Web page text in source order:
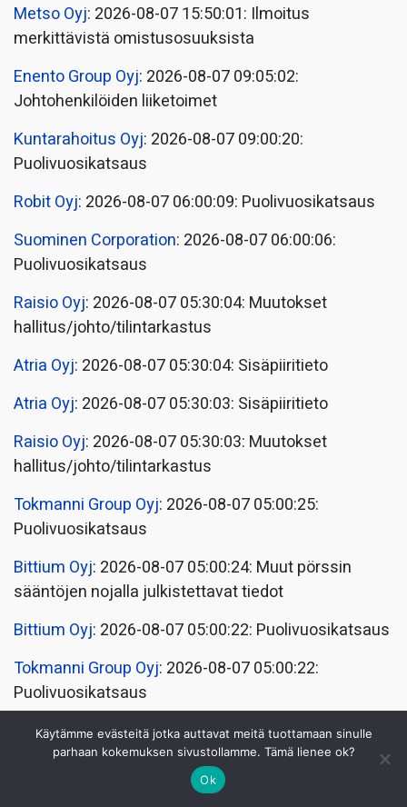
Metso Oyj: 2026-08-07 15:50:01: Ilmoitus
merkittävistä omistusosuuksista
Enento Group Oyj: 2026-08-07 09:05:02:
Johtohenkilöiden liiketoimet
Kuntarahoitus Oyj: 2026-08-07 09:00:20:
Puolivuosikatsaus
Robit Oyj: 2026-08-07 06:00:09: Puolivuosikatsaus
Suominen Corporation: 2026-08-07 06:00:06:
Puolivuosikatsaus
Raisio Oyj: 2026-08-07 05:30:04: Muutokset
hallitus/johto/tilintarkastus
Atria Oyj: 2026-08-07 05:30:04: Sisäpiiritieto
Atria Oyj: 2026-08-07 05:30:03: Sisäpiiritieto
Raisio Oyj: 2026-08-07 05:30:03: Muutokset
hallitus/johto/tilintarkastus
Tokmanni Group Oyj: 2026-08-07 05:00:25:
Puolivuosikatsaus
Bittium Oyj: 2026-08-07 05:00:24: Muut pörssin
sääntöjen nojalla julkistettavat tiedot
Bittium Oyj: 2026-08-07 05:00:22: Puolivuosikatsaus
Tokmanni Group Oyj: 2026-08-07 05:00:22:
Puolivuosikatsaus
Bittium Oyj: 2026-08-07 05:00:18: Puolivuosikatsaus
: 2026-08-07 05:00:17: Muut pörssin
sääntöjen nojalla julkistettavat tiedot
Käytämme evästeitä jotka auttavat meitä tuottamaan sinulle
parhaan kokemuksen sivustollamme. Tämä lienee ok?
Ok